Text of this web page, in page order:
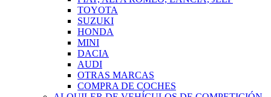
TOYOTA
SUZUKI
HONDA
MINI
DACIA
AUDI
OTRAS MARCAS
COMPRA DE COCHES